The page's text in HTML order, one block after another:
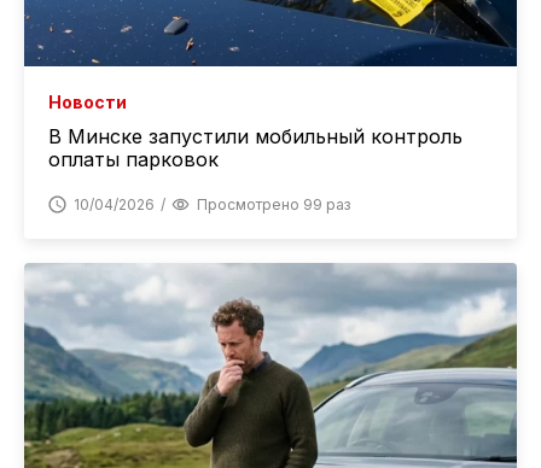
Новости
В Минске запустили мобильный контроль
оплаты парковок
10/04/2026 Просмотрено 99 раз